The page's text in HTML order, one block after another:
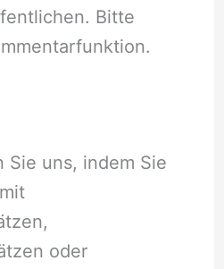
Bitte
uns, indem Sie
oder